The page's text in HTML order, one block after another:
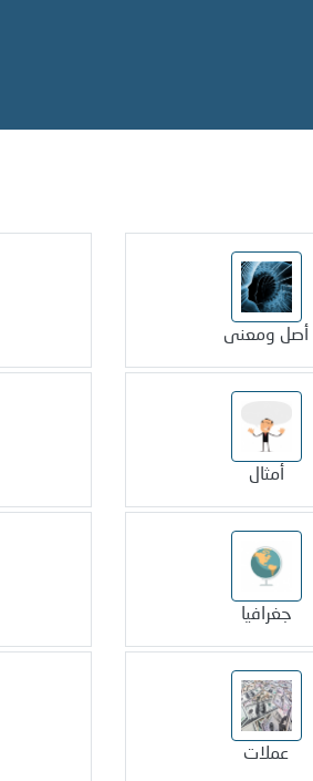
أصل ومعنى
أمثال
جغرافيا
عملات